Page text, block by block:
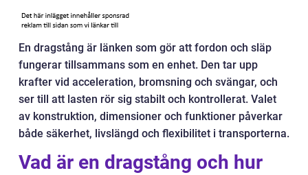
En dragstång är länken som gör att fordon och släp
fungerar tillsammans som en enhet. Den tar upp
krafter vid acceleration, bromsning och svängar, och
ser till att lasten rör sig stabilt och kontrollerat. Valet
av konstruktion, dimensioner och funktioner påverkar
både säkerhet, livslängd och flexibilitet i transporterna.
Vad är en dragstång och hur